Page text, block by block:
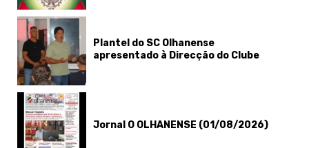
Plantel do SC Olhanense
apresentado à Direcção do Clube
Jornal O OLHANENSE (01/08/2026)